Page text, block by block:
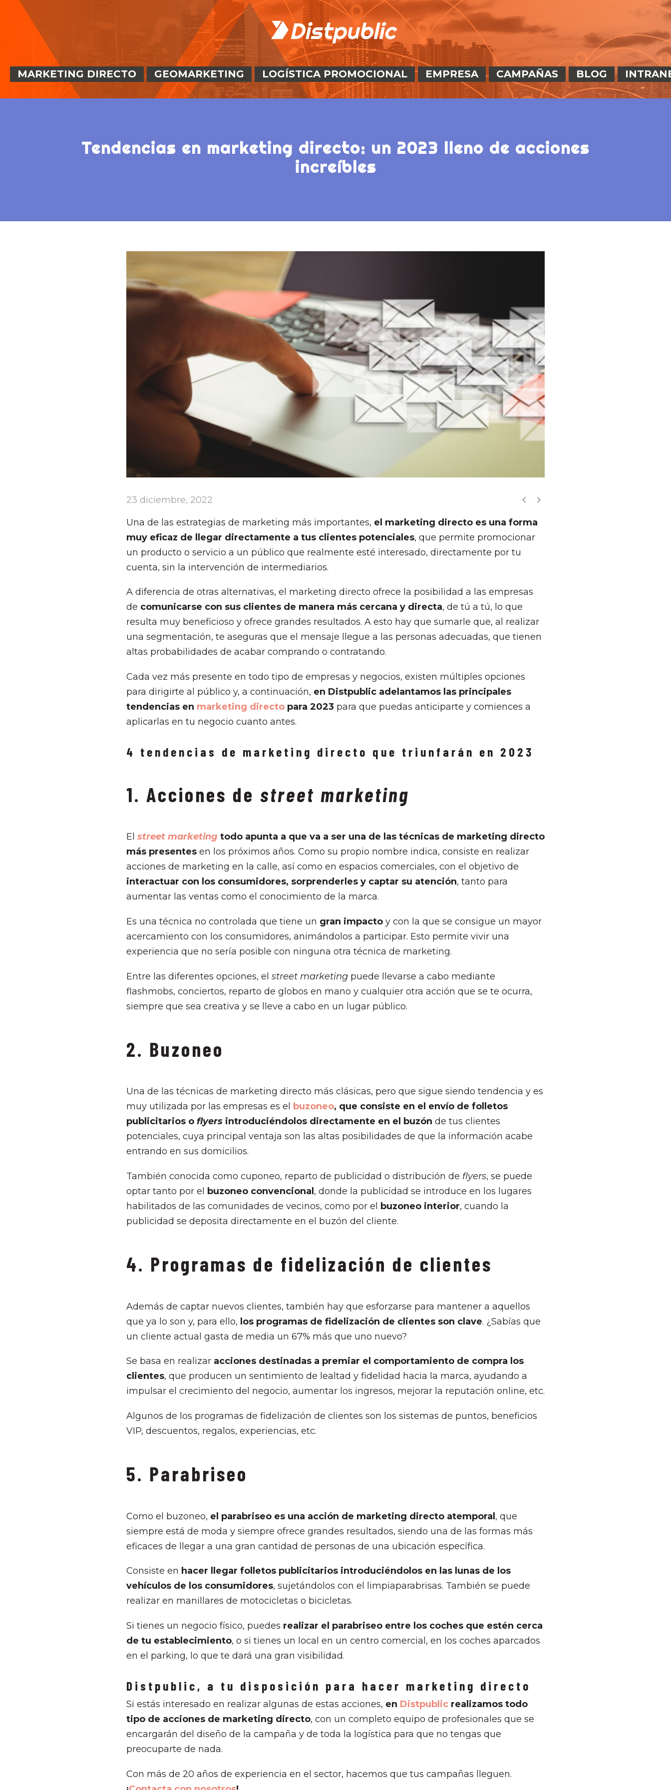
MARKETING DIRECTO GEOMARKETING LOGÍSTICA PROMOCIONAL EMPRESA CAMPAÑAS BLOG
tendencias en marketing directo: un 2023 lleno de acciones
increíbles
 
23 diciembre, 2022
Una de las estrategias de marketing más importantes, el marketing directo es una forma
muy eficaz de llegar directamente a tus clientes potenciales, que permite promocionar
un producto o servicio a un público que realmente esté interesado, directamente por tu
cuenta, sin la intervención de intermediarios.
A diferencia de otras alternativas, el marketing directo ofrece la posibilidad a las empresas
de comunicarse con sus clientes de manera más cercana y directa, de tú a tú, lo que
resulta muy beneficioso y ofrece grandes resultados. A esto hay que sumarle que, al realizar
una segmentación, te aseguras que el mensaje llegue a las personas adecuadas, que tienen
altas probabilidades de acabar comprando o contratando.
Cada vez más presente en todo tipo de empresas y negocios, existen múltiples opciones
para dirigirte al público y, a continuación, en Distpublic adelantamos las principales
tendencias en marketing directo para 2023 para que puedas anticiparte y comiences a
aplicarlas en tu negocio cuanto antes.
4 tendencias de marketing directo que triunfarán en 2023
1. Acciones de street marketing
El street marketing todo apunta a que va a ser una de las técnicas de marketing directo
más presentes en los próximos años. Como su propio nombre indica, consiste en realizar
acciones de marketing en la calle, así como en espacios comerciales, con el objetivo de
interactuar con los consumidores, sorprenderles y captar su atención, tanto para
aumentar las ventas como el conocimiento de la marca.
Es una técnica no controlada que tiene un gran impacto y con la que se consigue un mayor
acercamiento con los consumidores, animándolos a participar. Esto permite vivir una
experiencia que no sería posible con ninguna otra técnica de marketing.
Entre las diferentes opciones, el street marketing puede llevarse a cabo mediante
flashmobs, conciertos, reparto de globos en mano y cualquier otra acción que se te ocurra,
siempre que sea creativa y se lleve a cabo en un lugar público.
2. Buzoneo
Una de las técnicas de marketing directo más clásicas, pero que sigue siendo tendencia y es
muy utilizada por las empresas es el buzoneo, que consiste en el envío de folletos
publicitarios o flyers introduciéndolos directamente en el buzón de tus clientes
potenciales, cuya principal ventaja son las altas posibilidades de que la información acabe
entrando en sus domicilios.
También conocida como cuponeo, reparto de publicidad o distribución de flyers, se puede
optar tanto por el
buzoneo convencional , donde la publicidad se introduce en los lugares
habilitados de las comunidades de vecinos, como por el
buzoneo interior, cuando la
publicidad se deposita directamente en el buzón del cliente.
4. Programas de fidelización de clientes
Además de captar nuevos clientes, también hay que esforzarse para mantener a aquellos
que ya lo son y, para ello, los programas de fidelización de clientes son clave. ¿Sabías que
un cliente actual gasta de media un 67% más que uno nuevo?
Se basa en realizar acciones destinadas a premiar el comportamiento de compra los
clientes, que producen un sentimiento de lealtad y fidelidad hacia la marca, ayudando a
impulsar el crecimiento del negocio, aumentar los ingresos, mejorar la reputación online, etc.
Algunos de los programas de fidelización de clientes son los sistemas de puntos, beneficios
VIP, descuentos, regalos, experiencias, etc.
5. Parabriseo
Como el buzoneo, el parabriseo es una acción de marketing directo atemporal, que
siempre está de moda y siempre ofrece grandes resultados, siendo una de las formas más
eficaces de llegar a una gran cantidad de personas de una ubicación específica.
Consiste en hacer llegar folletos publicitarios introduciéndolos en las lunas de los
vehículos de los consumidores, sujetándolos con el limpiaparabrisas. También se puede
realizar en manillares de motocicletas o bicicletas.
Si tienes un negocio físico, puedes realizar el parabriseo entre los coches que estén cerca
de tu establecimiento, o si tienes un local en un centro comercial, en los coches aparcados
en el parking, lo que te dará una gran visibilidad.
Distpublic, a tu disposición para hacer marketing directo
Si estás interesado en realizar algunas de estas acciones, en Distpublic realizamos todo
tipo de acciones de marketing directo, con un completo equipo de profesionales que se
encargarán del diseño de la campaña y de toda la logística para que no tengas que
preocuparte de nada.
Con más de 20 años de experiencia en el sector, hacemos que tus campañas lleguen.